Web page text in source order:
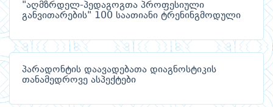
"აღმზრდელ-პედაგოგთა პროფესიული
განვითარების" 100 საათიანი ტრენინგმოდული
პარადონტის დაავადებათა დიაგნოსტიკის
თანამედროვე ასპექტები